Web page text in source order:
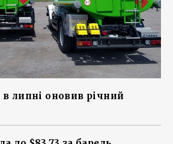
липні оновив річний